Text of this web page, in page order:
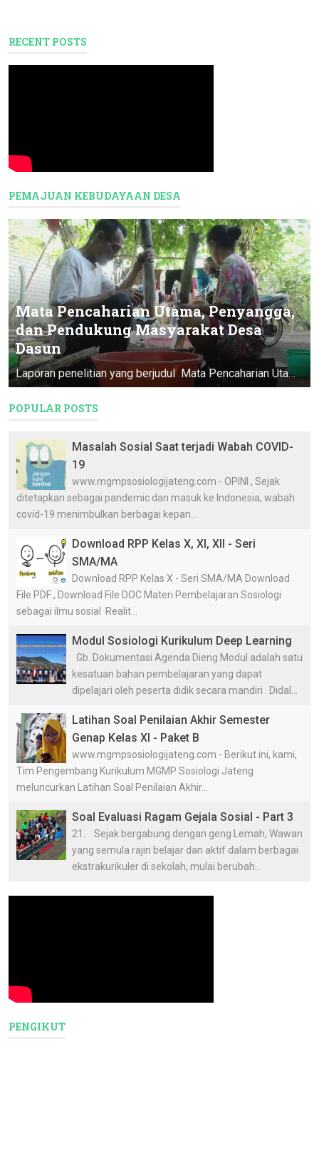
RECENT POSTS
PEMAJUAN KEBUDAYAAN DESA
Mata Pencaharian Utama, Penyangga,
dan Pendukung Masyarakat Desa
Dasun
Laporan penelitian yang berjudul Mata Pencaharian Utama, Penyangga, & Pendukung Masyarakat Desa Dasun ini merupakan Program Pendataan D...
POPULAR POSTS
Masalah Sosial Saat terjadi Wabah COVID-
19
www.mgmpsosiologijateng.com - OPINI , Sejak
ditetapkan sebagai pandemic dan masuk ke Indonesia, wabah
covid-19 menimbulkan berbagai kepan...
Download RPP Kelas X, XI, XII - Seri
SMA/MA
Download RPP Kelas X - Seri SMA/MA Download
File PDF , Download File DOC Materi Pembelajaran Sosiologi
sebagai ilmu sosial Realit...
Modul Sosiologi Kurikulum Deep Learning
Gb. Dokumentasi Agenda Dieng Modul adalah satu
kesatuan bahan pembelajaran yang dapat
dipelajari oleh peserta didik secara mandiri . Didal...
Latihan Soal Penilaian Akhir Semester
Genap Kelas XI - Paket B
www.mgmpsosiologijateng.com - Berikut ini, kami,
Tim Pengembang Kurikulum MGMP Sosiologi Jateng
meluncurkan Latihan Soal Penilaian Akhir...
Soal Evaluasi Ragam Gejala Sosial - Part 3
21. Sejak bergabung dengan geng Lemah, Wawan
yang semula rajin belajar dan aktif dalam berbagai
ekstrakurikuler di sekolah, mulai berubah...
PENGIKUT